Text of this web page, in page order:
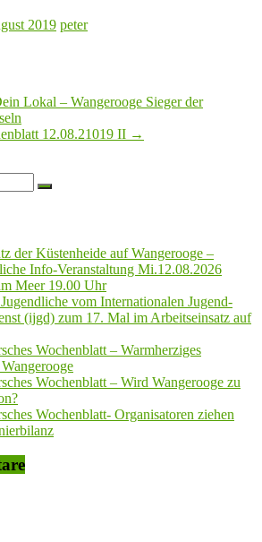
2019 peter
Lokal – Wangerooge Sieger der
12.08.21019 II →
der Küstenheide auf Wangerooge –
Info-Veranstaltung Mi.12.08.2026
Meer 19.00 Uhr
vom Internationalen Jugend-
(ijgd) zum 17. Mal im Arbeitseinsatz auf
Wochenblatt – Warmherziges
Wochenblatt – Wird Wangerooge zu
Wochenblatt- Organisatoren ziehen